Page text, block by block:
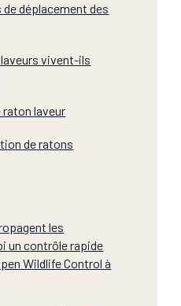
déplacement des
vivent-ils
raton laveur
de ratons
les
un contrôle rapide
Wildlife Control à